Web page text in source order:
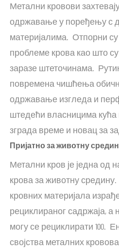
Метални кровови
одржавање у поређењу с
материјалима. Отпорни су
проблеме крова као што
заразе штеточинама.
повремена чишћења
одржавање изгледа и
штедећи власницима
зграда време и новац за
Пријатно за животну
Метални кров је једна од
крова за животну
кровних материјала
рециклираног садржаја, а
могу се рециклирати 100.
својства металних